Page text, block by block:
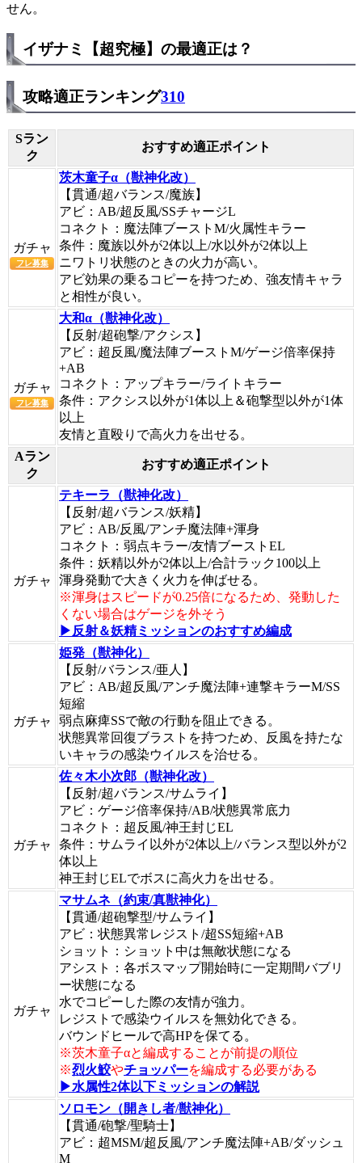
せん。
イザナミ【超究極】の最適正は？
攻略適正ランキング310
Sラン
ク
おすすめ適正ポイント
ガチャ
フレ募集
茨木童子α（獣神化改）
【貫通/超バランス/魔族】
アビ：AB/超反風/SSチャージL
コネクト：魔法陣ブーストM/火属性キラー
条件：魔族以外が2体以上/水以外が2体以上
ニワトリ状態のときの火力が高い。
アビ効果の乗るコピーを持つため、強友情キャラ
と相性が良い。
ガチャ
フレ募集
大和α（獣神化改）
【反射/超砲撃/アクシス】
アビ：超反風/魔法陣ブーストM/ゲージ倍率保持
+AB
コネクト：アップキラー/ライトキラー
条件：アクシス以外が1体以上＆砲撃型以外が1体
以上
友情と直殴りで高火力を出せる。
Aラン
ク
おすすめ適正ポイント
ガチャ
テキーラ（獣神化改）
【反射/超バランス/妖精】
アビ：AB/反風/アンチ魔法陣+渾身
コネクト：弱点キラー/友情ブーストEL
条件：妖精以外が2体以上/合計ラック100以上
渾身発動で大きく火力を伸ばせる。
※渾身はスピードが0.25倍になるため、発動した
くない場合はゲージを外そう
▶反射＆妖精ミッションのおすすめ編成
ガチャ
姫発（獣神化）
【反射/バランス/亜人】
アビ：AB/超反風/アンチ魔法陣+連撃キラーM/SS
短縮
弱点麻痺SSで敵の行動を阻止できる。
状態異常回復ブラストを持つため、反風を持たな
いキャラの感染ウイルスを治せる。
ガチャ
佐々木小次郎（獣神化改）
【反射/超バランス/サムライ】
アビ：ゲージ倍率保持/AB/状態異常底力
コネクト：超反風/神王封じEL
条件：サムライ以外が2体以上/バランス型以外が2
体以上
神王封じELでボスに高火力を出せる。
ガチャ
マサムネ（約束/真獣神化）
【貫通/超砲撃型/サムライ】
アビ：状態異常レジスト/超SS短縮+AB
ショット：ショット中は無敵状態になる
アシスト：各ボスマップ開始時に一定期間バブリ
ー状態になる
水でコピーした際の友情が強力。
レジストで感染ウイルスを無効化できる。
バウンドヒールで高HPを保てる。
※茨木童子αと編成することが前提の順位
※烈火鮫やチョッパーを編成する必要がある
▶水属性2体以下ミッションの解説
ソロモン（開きし者/獣神化）
【貫通/砲撃/聖騎士】
アビ：超MSM/超反風/アンチ魔法陣+AB/ダッシュ
M